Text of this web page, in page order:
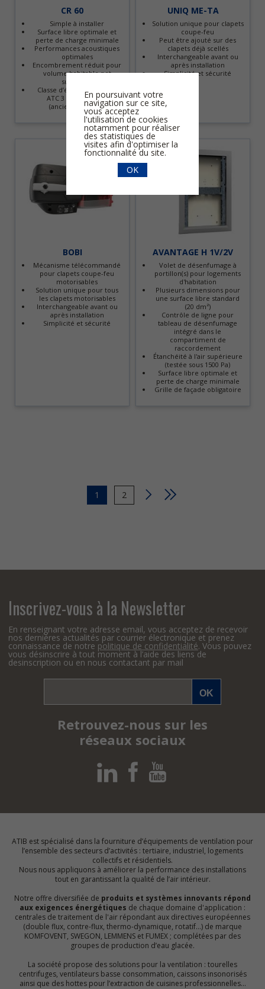
CR 60
Simple à installer
Surface libre optimale et
perte de charge minimale
Performances acoustiques
optimales
Encombrement réduit pour
volume habitable net
supérieur
Classe d’étanchéité à l’air
ATC 3 selon EN1751
(anciennement C)
UNIQ ME-TA
Solution unique pour clapets
coupe-feu
Peut être ajouté sur des
clapets déjà scellés
Interchangeable avant ou
après installation
Simplicité et sécurité
BOBI
Mécanisme télécommandé
pour clapets coupe-feu
motorisables
Solution unique pour tous
les clapets motorisables
Interchangeable avant ou
après installation
Simplicité et sécurité
AVANTAGE H 1V/2V
Volet de désenfumage à
portillon(s) pour logements
d'habitation
Plusieurs dimensions pour
une surface libre standard
(20 dm²)
Contrôle de ligne pour
tableau de désenfumage
intégré dans le
compartiment de
raccordement
Étanchéité à l'air supérieure
(testée sous 1500 Pa)
Surface libre optimale et
perte de charge minimale
Grille de façade obligatoire
Page
courante
1 Page
2
Inscrivez-vous à la Newsletter
En renseignant votre adresse email, vous acceptez de recevoir
nos dernières actualités par courrier électronique et prenez
connaissance de notre politique de confidentialité. Vous pouvez
vous désinscrire à tout moment à l’aide des liens de
desinscription ou en nous contactant par mail
Retrouvez-nous sur les
réseaux sociaux
ATIB est spécialisé dans la fourniture d’équipements de ventilation pour
l’ensemble des secteurs d’activités : tertiaire, industriel, logements
collectifs et résidentiels.
Nous nous appliquons à améliorer la performance des installations
tout en garantissant la qualité de l’air intérieur.
Notre offre diversifiée de produits et systèmes innovants répond
aux exigences énergétiques de chaque domaine d'application :
centrales de traitement de l'air répondant aux directives européennes
(double flux, contre-flux, thermo-dynamique, rotatif…) de marque
KOMFOVENT, SWEGON, LEMMENS et FUMEX ; complétées par des
groupes de production d’eau glacée.
La société propose des solutions pour la ventilation : tourelles
centrifuges, ventilateurs basse consommation, caissons insonorisés
ainsi que des hottes pour l’extraction de cuisines professionnelles…
En poursuivant votre
navigation sur ce site,
vous acceptez
l'utilisation de cookies
notamment pour réaliser
des statistiques de
visites afin d'optimiser la
fonctionnalité du site.
OK